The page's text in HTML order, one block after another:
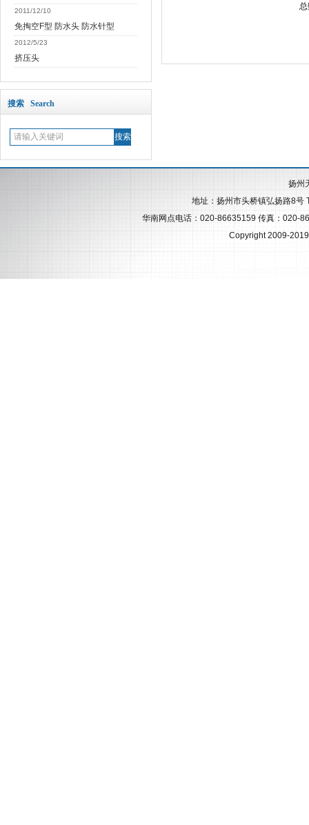
2011/12/10
免掏空F型 防水头 防水针型
2012/5/23
挤压头
搜索 Search
扬州
地址：扬州市头桥镇弘扬路8
华南网点电话：020-86635159 传真：020-
Copyright 2009-2019